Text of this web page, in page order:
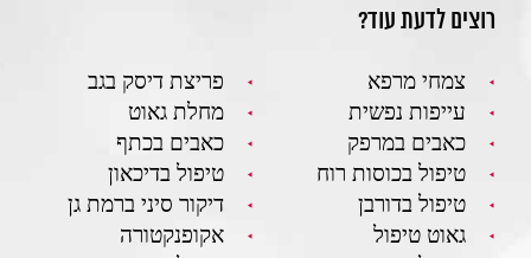
רוצים לדעת עוד?
צמחי מרפא
פריצת דיסק בגב
עייפות נפשית
מחלת גאוט
כאבים במרפק
כאבים בכתף
טיפול בכוסות רוח
טיפול בדיכאון
טיפול בדורבן
דיקור סיני ברמת גן
גאוט טיפול
אקופנקטורה